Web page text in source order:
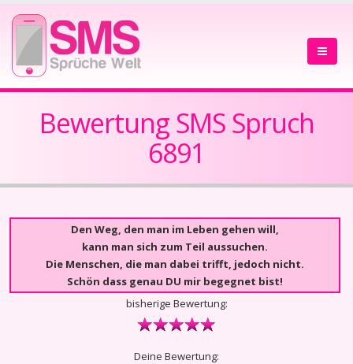
Bewertung SMS Spruch
6891
Den Weg, den man im Leben gehen will,
kann man sich zum Teil aussuchen.
Die Menschen, die man dabei trifft, jedoch nicht.
Schön dass genau DU mir begegnet bist!
bisherige Bewertung:
Deine Bewertung: